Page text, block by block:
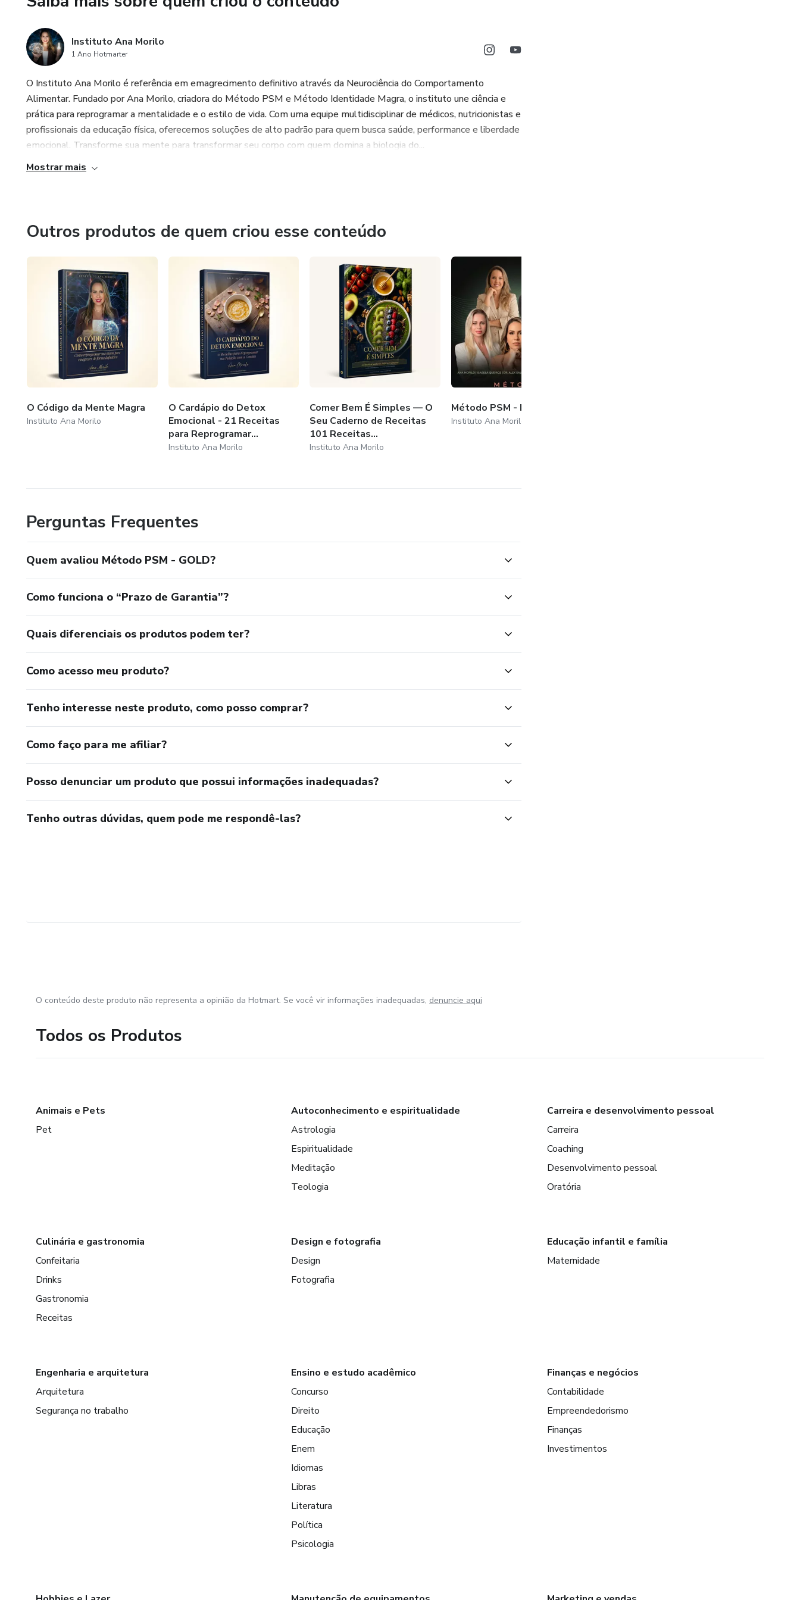
Instituto Ana Morilo
1 Ano Hotmarter
O Instituto Ana Morilo é referência em emagrecimento definitivo através da Neurociência do Comportamento
Alimentar. Fundado por Ana Morilo, criadora do Método PSM e Método Identidade Magra, o instituto une ciência e
prática para reprogramar a mentalidade e o estilo de vida. Com uma equipe multidisciplinar de médicos, nutricionistas e
profissionais da educação física, oferecemos soluções de alto padrão para quem busca saúde, performance e liberdade
emocional. Transforme sua mente para transformar seu corpo com quem domina a biologia do...
Mostrar mais
Outros produtos de quem criou esse conteúdo
O Código da Mente Magra
Instituto Ana Morilo
O Cardápio do Detox
Emocional - 21 Receitas
para Reprogramar...
Instituto Ana Morilo
Comer Bem É Simples — O
Seu Caderno de Receitas
101 Receitas...
Instituto Ana Morilo
Método PSM - PREMIUM
Instituto Ana Morilo
Perguntas Frequentes
Quem avaliou Método PSM - GOLD?
Como funciona o “Prazo de Garantia”?
Quais diferenciais os produtos podem ter?
Como acesso meu produto?
Tenho interesse neste produto, como posso comprar?
Como faço para me afiliar?
Posso denunciar um produto que possui informações inadequadas?
Tenho outras dúvidas, quem pode me respondê-las?
O conteúdo deste produto não representa a opinião da Hotmart. Se você vir informações inadequadas, denuncie aqui
Todos os Produtos
Animais e Pets
Pet
Autoconhecimento e espiritualidade
Astrologia
Espiritualidade
Meditação
Teologia
Carreira e desenvolvimento pessoal
Carreira
Coaching
Desenvolvimento pessoal
Oratória
Culinária e gastronomia
Confeitaria
Drinks
Gastronomia
Receitas
Design e fotografia
Design
Fotografia
Educação infantil e família
Maternidade
Engenharia e arquitetura
Arquitetura
Segurança no trabalho
Ensino e estudo acadêmico
Concurso
Direito
Educação
Enem
Idiomas
Libras
Literatura
Política
Psicologia
Finanças e negócios
Contabilidade
Empreendedorismo
Finanças
Investimentos